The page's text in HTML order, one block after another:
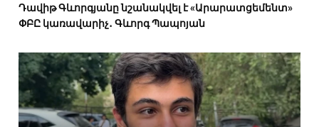
Դավիթ Գևորգյանը նշանակվել է «Արարատցեմենտ»
ՓԲԸ կառավարիչ․ Գևորգ Պապոյան